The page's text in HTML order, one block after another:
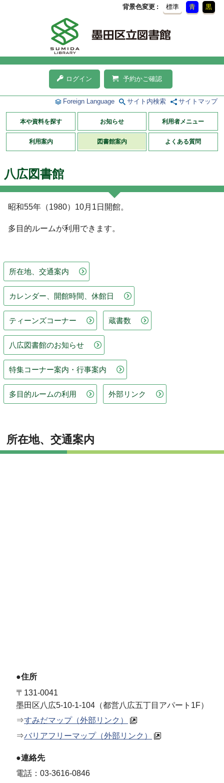
背景色変更 標準 青 黒
ログイン 予約かご確認
Foreign Language サイト内検索 サイトマップ
本や資料を探す お知らせ 利用者メニュー
利用案内 図書館案内 よくある質問
八広図書館
昭和55年（1980）10月1日開館。
多目的ルームが利用できます。
所在地、交通案内
カレンダー、開館時間、休館日
ティーンズコーナー 蔵書数
八広図書館のお知らせ
特集コーナー案内・行事案内
多目的ルームの利用 外部リンク
所在地、交通案内
●住所
〒131-0041
墨田区八広5-10-1-104（都営八広五丁目アパート1F）
⇒すみだマップ（外部リンク）
⇒バリアフリーマップ（外部リンク）
●連絡先
電話：03-3616-0846